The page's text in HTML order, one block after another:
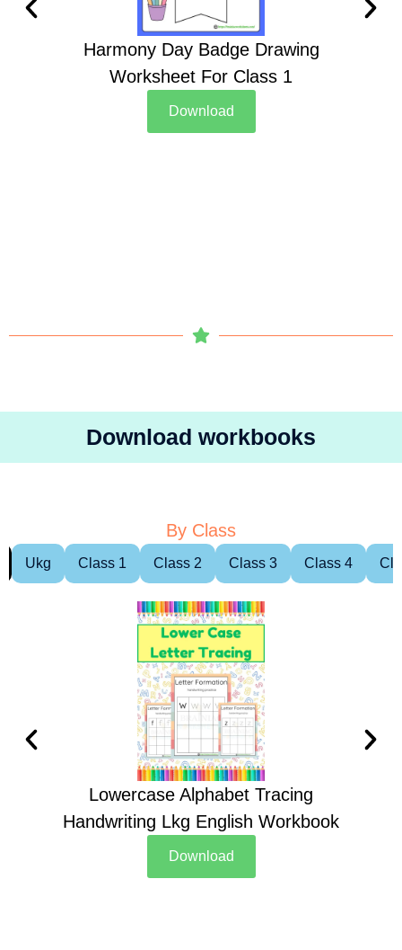
Harmony Day Badge Drawing
Worksheet For Class 1
Download
Download workbooks
By Class
Ukg Class 1 Class 2 Class 3 Class 4
Lowercase Alphabet Tracing
Handwriting Lkg English Workbook
Download